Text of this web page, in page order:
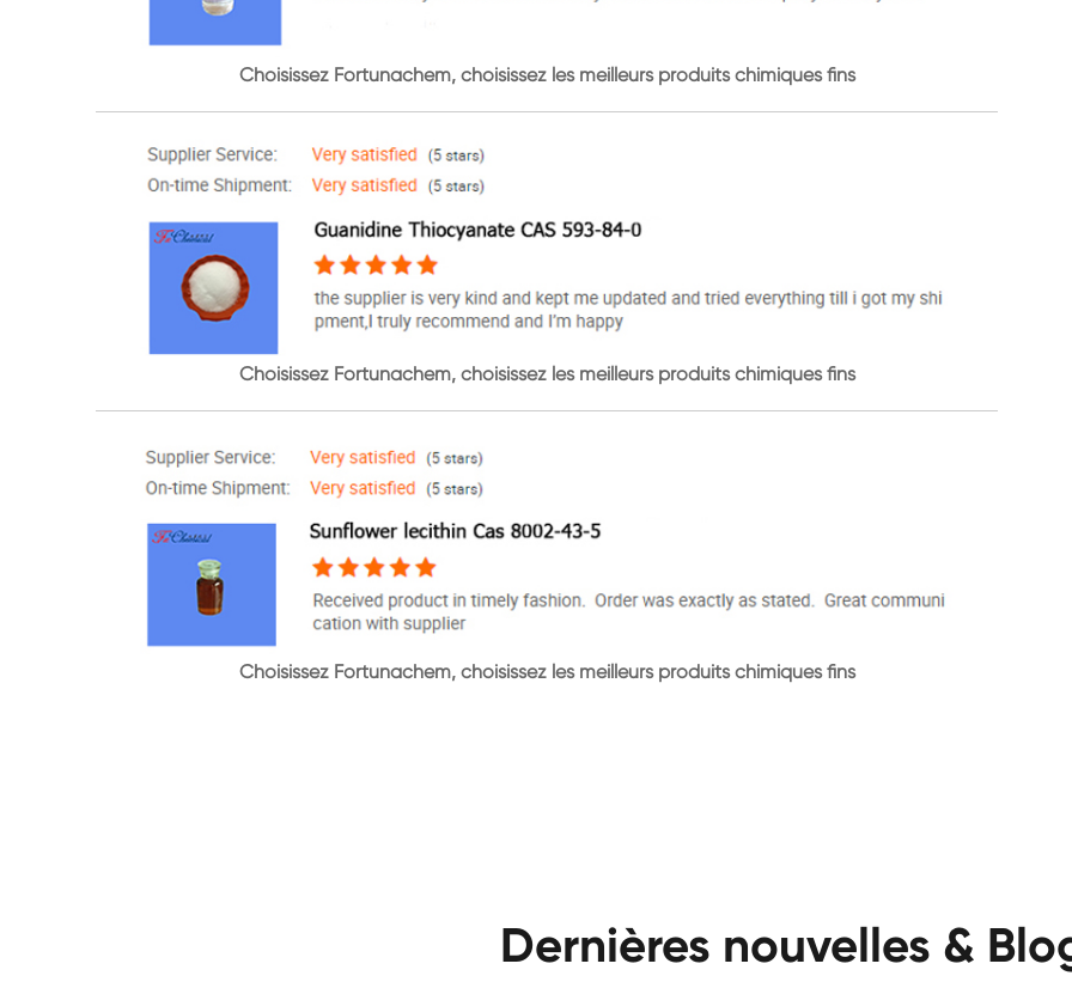
Choisissez Fortunachem, choisissez les meilleurs produits chimiques fins
Choisissez Fortunachem, choisissez les meilleurs produits chimiques fins
Choisissez Fortunachem, choisissez les meilleurs produits chimiques fins
Dernières nouvelles &